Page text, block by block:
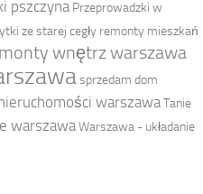
pszczyna Przeprowadzki w
ze starej cegły remonty mieszkań
wnętrz warszawa
sprzedam dom
warszawaTanie
warszawaWarszawa - układanie